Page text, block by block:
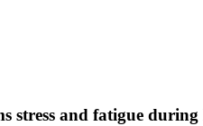
and fatigue